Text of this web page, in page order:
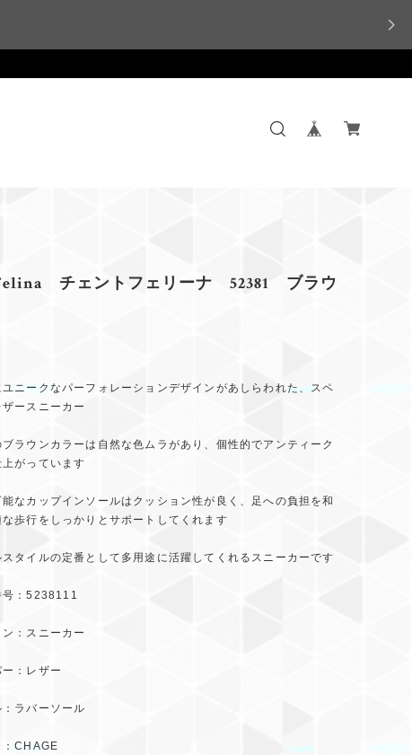
チェントフェリーナ 52381 ブラウ
ニークなパーフォレーションデザインがあしらわれた、スペ
ースニーカー
ラウンカラーは自然な色ムラがあり、個性的でアンティーク
がっています
なカップインソールはクッション性が良く、足への負担を和
な歩行をしっかりとサポートしてくれます
スタイルの定番として多用途に活躍してくれるスニーカーです
：5238111
：スニーカー
：レザー
ラバーソール
CHAGE